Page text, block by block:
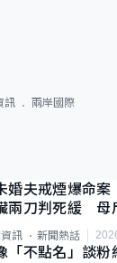
訊 兩岸國際
婚夫戒煙爆命
兩刀判死緩 母
訊 新聞熱話
「不點名」談